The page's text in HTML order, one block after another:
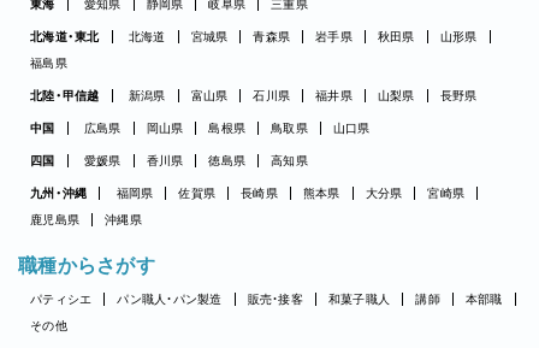
東海 愛知県 静岡県 岐阜県 三重県
北海道・東北 北海道 宮城県 青森県 岩手県 秋田県
山形県
福島県
北陸・甲信越 新潟県 富山県 石川県 福井県 山梨県 長野県
中国 広島県 岡山県 島根県 鳥取県 山口県
四国 愛媛県 香川県 徳島県 高知県
九州・沖縄 福岡県 佐賀県 長崎県 熊本県 大分県
宮崎県
鹿児島県
沖縄県
職種からさがす
パティシエ パン職人・パン製造 販売・接客 和菓子職人 講師
本部職
その他